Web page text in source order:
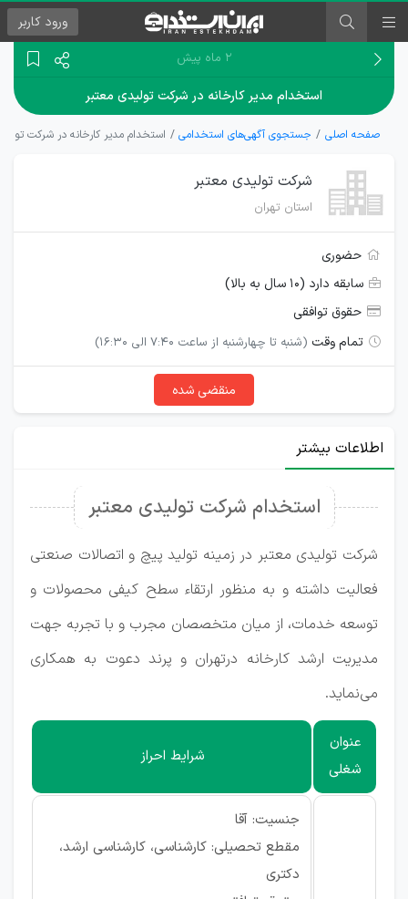
ورود کاربر
۲ ماه پیش
استخدام مدیر کارخانه در شرکت تولیدی معتبر
صفحه اصلی جستجوی آگهی‌های استخدامی استخدام مدیر کارخانه در شرکت
شرکت تولیدی معتبر
استان تهران
حضوری
سابقه دارد (۱۰ سال به بالا)
حقوق توافقی
تمام وقت (شنبه تا چهارشنبه از ساعت ۷:۴۰ الی ۱۶:۳۰)
منقضی شده
اطلاعات بیشتر
استخدام شرکت تولیدی معتبر
شرکت تولیدی معتبر در زمینه تولید پیچ و اتصالات صنعتی
فعالیت داشته و به منظور ارتقاء سطح کیفی محصولات و
توسعه خدمات، از میان متخصصان مجرب و با تجربه جهت
مدیریت ارشد کارخانه درتهران و پرند دعوت به همکاری
می‌نماید.
عنوان
شغلی
شرایط احراز
جنسیت: آقا
مقطع تحصیلی: کارشناسی، کارشناسی ارشد،
دکتری